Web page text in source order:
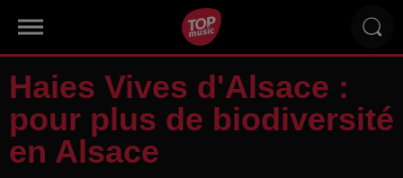
Haies Vives d'Alsace :
pour plus de biodiversité
en Alsace